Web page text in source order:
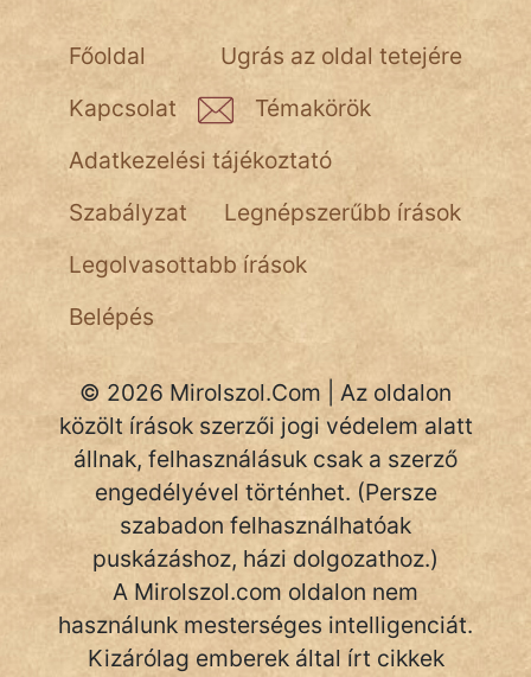
vörös ördög
nagyöreg
NapHold
Név nélkül
pszichopati
szegény legény
szemfüles
Ugrás az oldal tetejére
Főoldal
Kapcsolat
Témakörök
Adatkezelési tájékoztató
Szabályzat
Legnépszerűbb írások
Legolvasottabb írások
Belépés
© 2026 Mirolszol.Com | Az oldalon
közölt írások szerzői jogi védelem alatt
állnak, felhasználásuk csak a szerző
engedélyével történhet. (Persze
szabadon felhasználhatóak
puskázáshoz, házi dolgozathoz.)
A Mirolszol.com oldalon nem
használunk mesterséges intelligenciát.
Kizárólag emberek által írt cikkek